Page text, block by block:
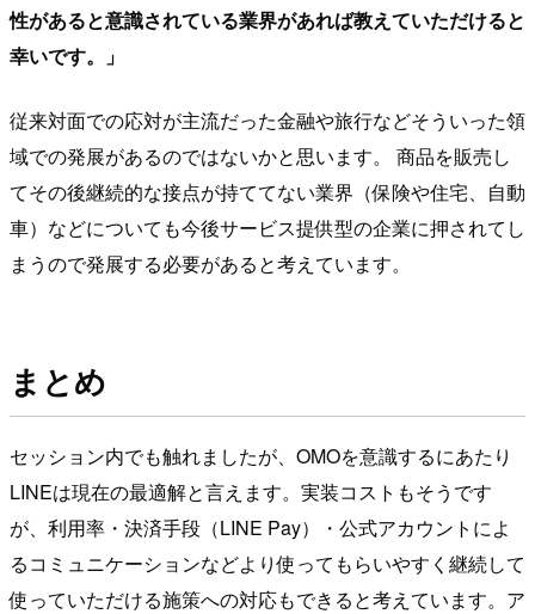
性があると意識されている業界があれば教えていただけると
幸いです。」
従来対面での応対が主流だった金融や旅行などそういった領
域での発展があるのではないかと思います。 商品を販売し
てその後継続的な接点が持ててない業界（保険や住宅、自動
車）などについても今後サービス提供型の企業に押されてし
まうので発展する必要があると考えています。
まとめ
セッション内でも触れましたが、OMOを意識するにあたり
LINEは現在の最適解と言えます。実装コストもそうです
が、利用率・決済手段（LINE Pay）・公式アカウントによ
るコミュニケーションなどより使ってもらいやすく継続して
使っていただける施策への対応もできると考えています。ア